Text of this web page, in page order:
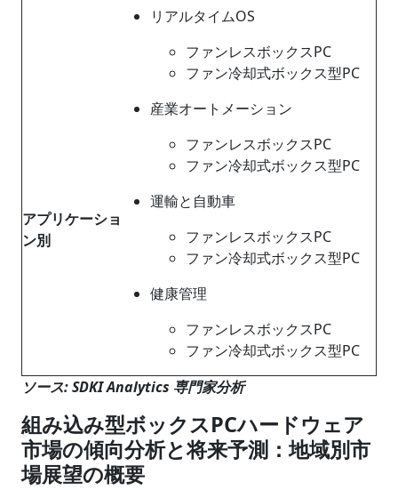
リアルタイムOS
ファンレスボックスPC
ファン冷却式ボックス型PC
アプリケーショ
ン別
産業オートメーション
ファンレスボックスPC
ファン冷却式ボックス型PC
運輸と自動車
ファンレスボックスPC
ファン冷却式ボックス型PC
健康管理
ファンレスボックスPC
ファン冷却式ボックス型PC
ソース: SDKI Analytics 専門家分析
組み込み型ボックスPCハードウェア
市場の傾向分析と将来予測：地域別市
場展望の概要